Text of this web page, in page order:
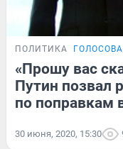
ПОЛИТИКА
«Прошу вас
Путин позвал
по поправкам
30 июня, 2020, 15:30